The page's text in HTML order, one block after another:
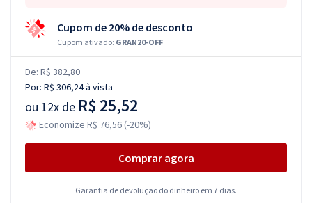
Cupom de 20% de desconto
Cupom ativado: GRAN20-OFF
De: R$ 382,80
Por: R$ 306,24à vista
ou 12x de R$ 25,52
Economize R$ 76,56 (-20%)
Comprar agora
Garantia de devolução do dinheiro em 7 dias.